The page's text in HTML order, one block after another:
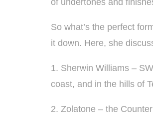
of undertones and
So what’s the perfect
it down. Here, she
1. Sherwin Williams –
coast, and in the hills of
2. Zolatone – the